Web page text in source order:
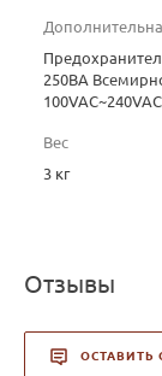
250ВА
100VAC~240VAC
Вес
3 кг
Отзывы
ОСТАВИТЬ